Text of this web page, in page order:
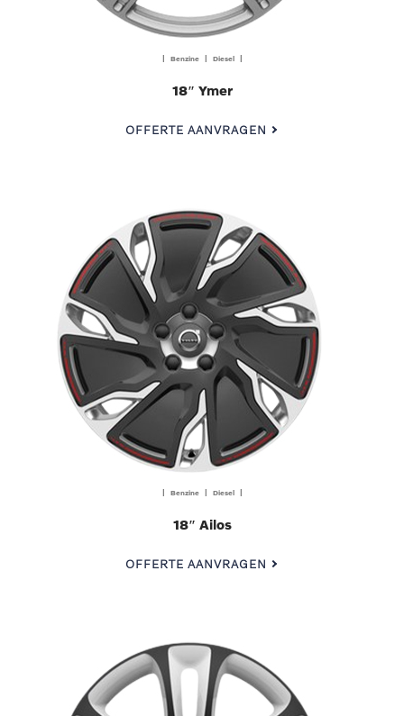
| Benzine | Diesel |
18″ Ymer
OFFERTE AANVRAGEN
| Benzine | Diesel |
18″ Ailos
OFFERTE AANVRAGEN